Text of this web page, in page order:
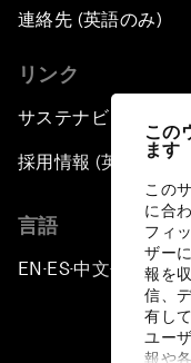
この
ます
この
に合
フィ
ザー
報を
信、
有し
ユー
報や
連絡先 (英語のみ)
リンク
サステナビリティへ
採用情報 (英語のみ)
言語
EN ▪ES▪中文▪ 日本語